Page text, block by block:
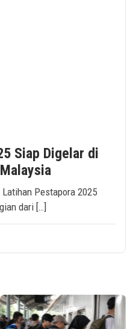
Siap Digelar di
Pestapora 2025
dari […]